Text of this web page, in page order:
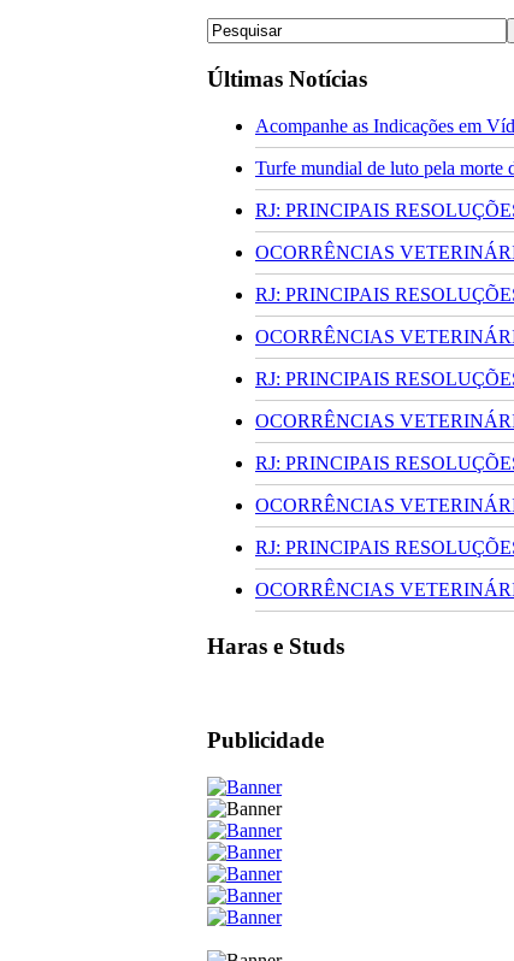
Últimas Notícias
Acompanhe as Indicações em
Turfe mundial de luto pela morte
RJ: PRINCIPAIS
OCORRÊNCIAS
RJ: PRINCIPAIS
OCORRÊNCIAS
RJ: PRINCIPAIS
OCORRÊNCIAS
RJ: PRINCIPAIS
OCORRÊNCIAS
RJ: PRINCIPAIS
OCORRÊNCIAS
Haras e Studs
Publicidade